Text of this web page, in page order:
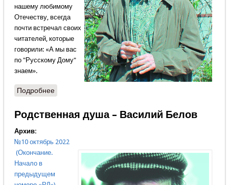
нашему любимому
Отечеству, всегда
почти встречал своих
читателей, которые
говорили: «А мы вас
по "Русскому Дому"
знаем».
Подробнеео Пароль для единодумцев
Родственная душа – Василий Белов
Архив:
№10 октябрь 2022
(Окончание.
Начало в
предыдущем